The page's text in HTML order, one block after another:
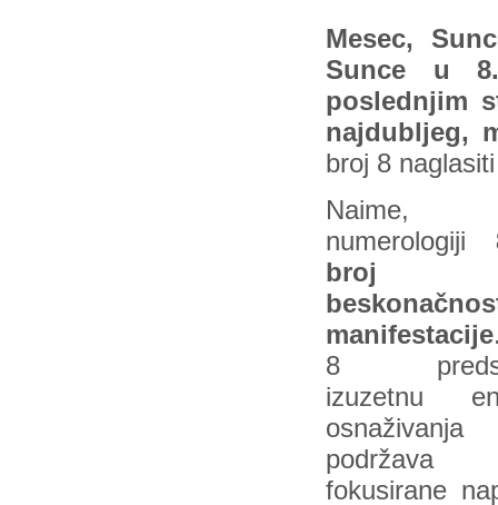
Mesec,
Sunce u
poslednjim
najdubljeg,
broj 8
numerologiji
broj
manifestacije
8
izuzetnu
podržava
fokusirane